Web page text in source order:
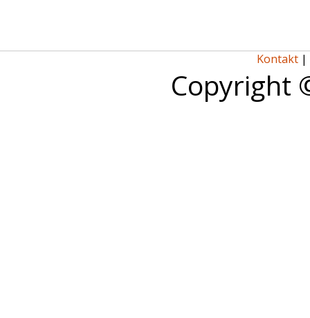
Kontakt |
Copyright